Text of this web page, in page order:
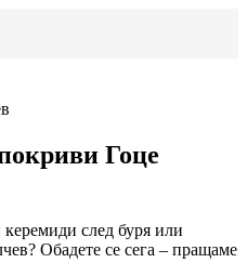
Гоце
след буря или
? Обадете се сега – пращаме